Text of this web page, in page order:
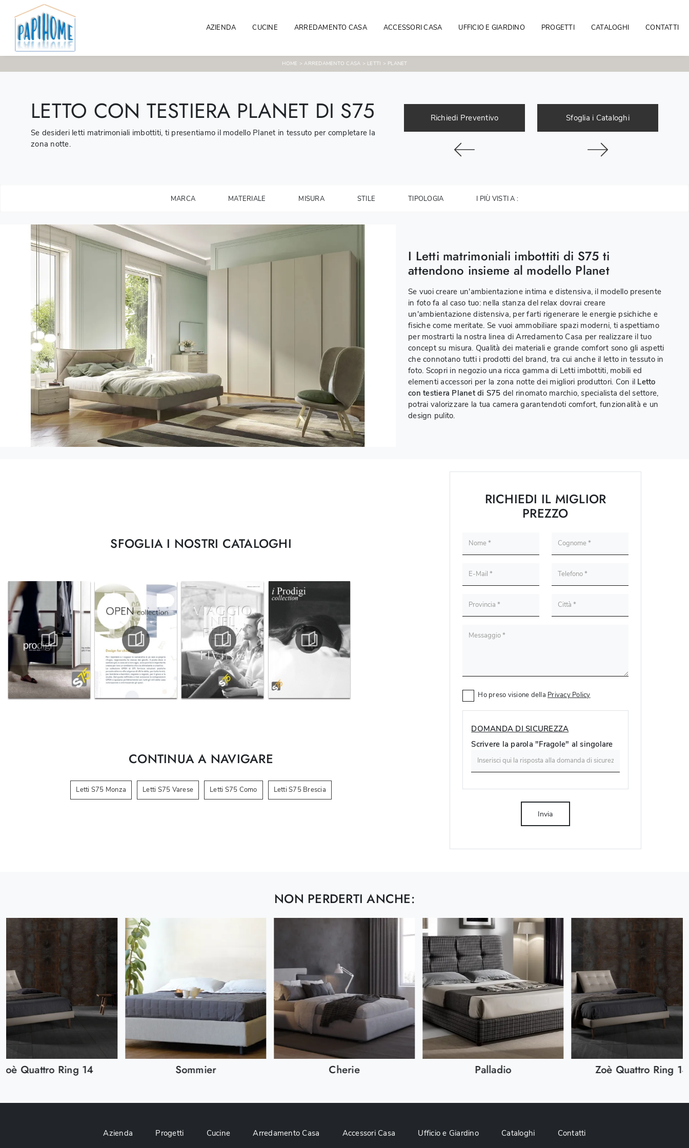
AZIENDA CUCINE ARREDAMENTO CASA ACCESSORI CASA UFFICIO E GIARDINO PROGETTI CATALOGHI CONTATTI
HOME >ARREDAMENTO CASA > LETTI > PLANET
LETTO CON TESTIERA PLANET DI S75
Se desideri letti matrimoniali imbottiti, ti presentiamo il modello Planet in tessuto per completare la
zona notte.
Richiedi Preventivo Sfoglia i Cataloghi
MARCA MATERIALE MISURA STILE TIPOLOGIA I PIÙ VISTI A :
I Letti matrimoniali imbottiti di S75 ti
attendono insieme al modello Planet
Se vuoi creare un'ambientazione intima e distensiva, il modello presente
in foto fa al caso tuo: nella stanza del relax dovrai creare
un'ambientazione distensiva, per farti rigenerare le energie psichiche e
fisiche come meritate. Se vuoi ammobiliare spazi moderni, ti aspettiamo
per mostrarti la nostra linea di Arredamento Casa per realizzare il tuo
concept su misura. Qualità dei materiali e grande comfort sono gli aspetti
che connotano tutti i prodotti del brand, tra cui anche il letto in tessuto in
foto. Scopri in negozio una ricca gamma di Letti imbottiti, mobili ed
elementi accessori per la zona notte dei migliori produttori. Con il Letto
con testiera Planet di S75 del rinomato marchio, specialista del settore,
potrai valorizzare la tua camera garantendoti comfort, funzionalità e un
design pulito.
SFOGLIA I NOSTRI CATALOGHI
CONTINUA A NAVIGARE
Letti S75 Monza Letti S75 Varese Letti S75 Como Letti S75 Brescia
RICHIEDI IL MIGLIOR
PREZZO
Ho preso visione della Privacy Policy
DOMANDA DI SICUREZZA
Scrivere la parola "Fragole" al singolare
Invia
NON PERDERTI ANCHE:
Zoè Quattro Ring 14 Sommier Cherie Palladio Zoè Quattro Ring 14
Azienda Progetti Cucine Arredamento Casa Accessori Casa Ufficio e Giardino Cataloghi Contatti